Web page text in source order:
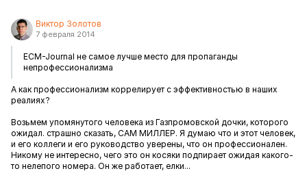
Виктор Золотов
7 февраля 2014
ECM-Journal не самое лучше место для пропаганды
непрофессионализма
А как профессионализм коррелирует с эффективностью в наших
реалиях?
Возьмем упомянутого человека из Газпромовской дочки, которого
ожидал. страшно сказать, САМ МИЛЛЕР. Я думаю что и этот человек,
и его коллеги и его руководство уверены, что он профессионален.
Никому не интересно, чего это он косяки подпирает ожидая какого-
то нелепого номера. Он же работает, елки...